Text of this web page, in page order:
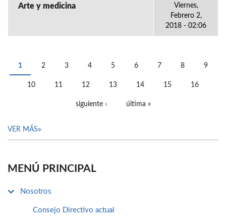
Arte y medicina
Viernes,
Febrero 2,
2018 - 02:06
PÁGINAS
1 2 3 4 5 6 7 8 9
10 11 12 13 14 15 16
siguiente › última »
VER MÁS
MENÚ PRINCIPAL
Nosotros
Consejo Directivo actual